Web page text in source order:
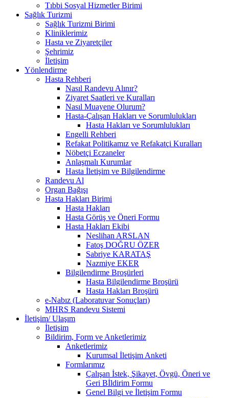
Tıbbi Sosyal Hizmetler Birimi
Sağlık Turizmi
Sağlık Turizmi Birimi
Kliniklerimiz
Hasta ve Ziyaretçiler
Şehrimiz
İletişim
Yönlendirme
Hasta Rehberi
Nasıl Randevu Alınır?
Ziyaret Saatleri ve Kuralları
Nasıl Muayene Olurum?
Hasta-Çalışan Hakları ve Sorumlulukları
Hasta Hakları ve Sorumlulukları
Engelli Rehberi
Refakat Politikamız ve Refakatçi Kuralları
Nöbetçi Eczaneler
Anlaşmalı Kurumlar
Hasta İletişim ve Bilgilendirme
Randevu Al
Organ Bağışı
Hasta Hakları Birimi
Hasta Hakları
Hasta Görüş ve Öneri Formu
Hasta Hakları Ekibi
Neslihan ARSLAN
Fatoş DOĞRU ÖZER
Sabriye KARATAŞ
Nazmiye EKER
Bilgilendirme Broşürleri
Hasta Bilgilendirme Broşürü
Hasta Hakları Broşürü
e-Nabız (Laboratuvar Sonuçları)
MHRS Randevu Sistemi
İletişim/ Ulaşım
İletişim
Bildirim, Form ve Anketlerimiz
Anketlerimiz
Kurumsal İletişim Anketi
Formlarımız
Çalışan İstek, Şikayet, Övgü, Öneri ve
Geri Bİldirim Formu
Genel Bilgi ve İletişim Formu